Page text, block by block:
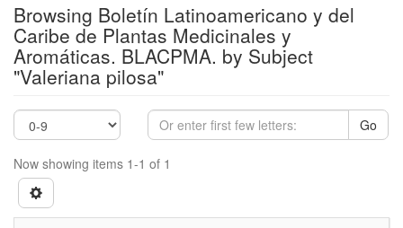
Browsing Boletín Latinoamericano y del
Caribe de Plantas Medicinales y
Aromáticas. BLACPMA. by Subject
"Valeriana pilosa"
Go
Now showing items 1-1 of 1